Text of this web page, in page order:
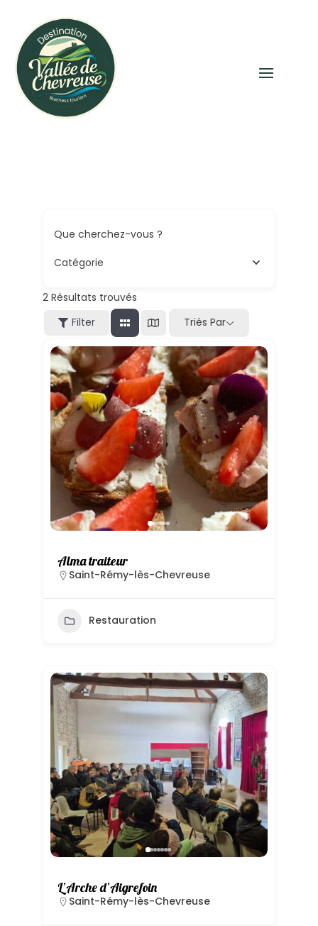
Que cherchez-vous ?
Catégorie
2Résultats trouvés
Filter
Triés Par
Alma traiteur
Saint-Rémy-lès-Chevreuse
Restauration
L’Arche d’Aigrefoin
Saint-Rémy-lès-Chevreuse